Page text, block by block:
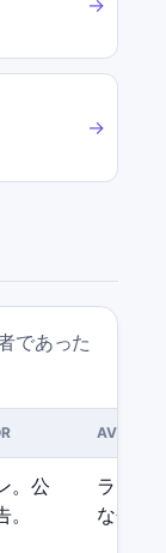
→
であった
AVOID
。公
ラテン
な会話